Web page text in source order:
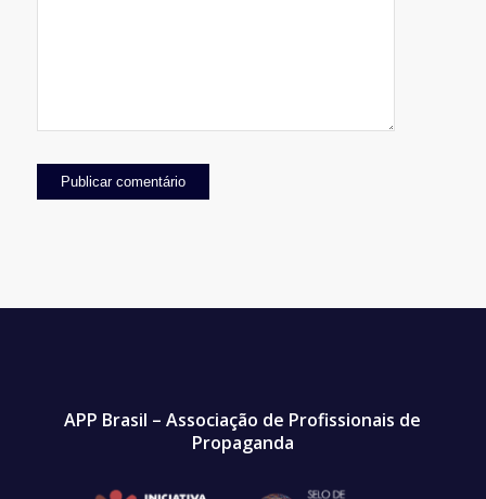
APP Brasil – Associação de Profissionais de
Propaganda